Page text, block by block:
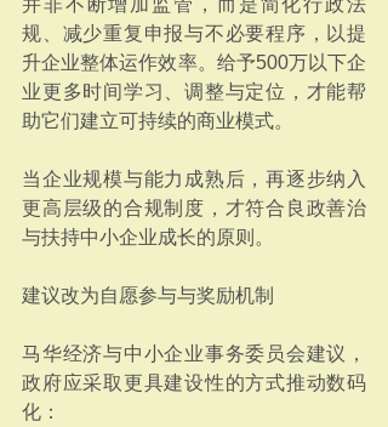
并非不断增加监管，而是简化行政法
规、减少重复申报与不必要程序，以提
升企业整体运作效率。给予500万以下企
业更多时间学习、调整与定位，才能帮
助它们建立可持续的商业模式。
当企业规模与能力成熟后，再逐步纳入
更高层级的合规制度，才符合良政善治
与扶持中小企业成长的原则。
建议改为自愿参与与奖励机制
马华经济与中小企业事务委员会建议，
政府应采取更具建设性的方式推动数码
化：